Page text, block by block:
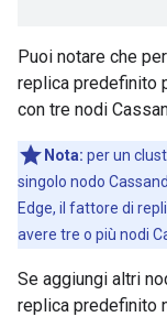
Puoi notare che
replica predefinito
con tre nodi
Nota: per un
singolo nodo
Edge, il fattore di
avere tre o più nodi
Se aggiungi altri
replica predefinito